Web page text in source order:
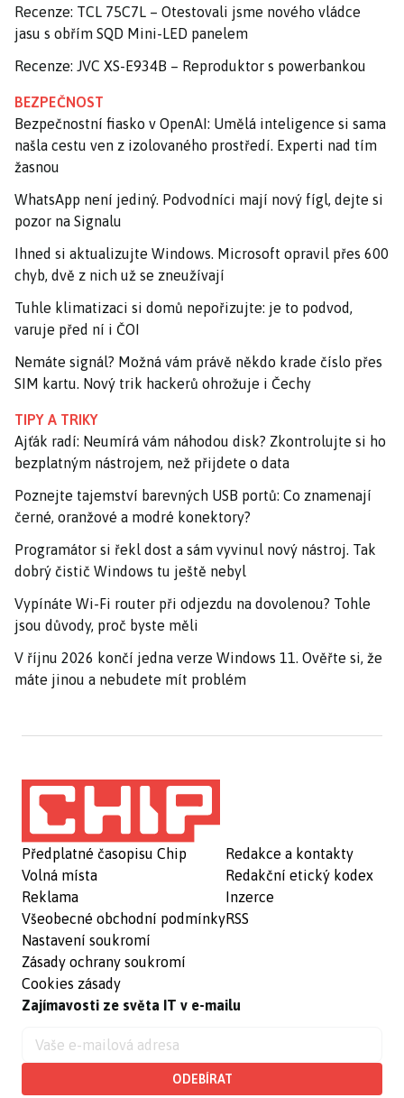
Recenze: TCL 75C7L – Otestovali jsme nového vládce
jasu s obřím SQD Mini-LED panelem
Recenze: JVC XS-E934B – Reproduktor s powerbankou
BEZPEČNOST
Bezpečnostní fiasko v OpenAI: Umělá inteligence si sama
našla cestu ven z izolovaného prostředí. Experti nad tím
žasnou
WhatsApp není jediný. Podvodníci mají nový fígl, dejte si
pozor na Signalu
Ihned si aktualizujte Windows. Microsoft opravil přes 600
chyb, dvě z nich už se zneužívají
Tuhle klimatizaci si domů nepořizujte: je to podvod,
varuje před ní i ČOI
Nemáte signál? Možná vám právě někdo krade číslo přes
SIM kartu. Nový trik hackerů ohrožuje i Čechy
TIPY A TRIKY
Ajťák radí: Neumírá vám náhodou disk? Zkontrolujte si ho
bezplatným nástrojem, než přijdete o data
Poznejte tajemství barevných USB portů: Co znamenají
černé, oranžové a modré konektory?
Programátor si řekl dost a sám vyvinul nový nástroj. Tak
dobrý čistič Windows tu ještě nebyl
Vypínáte Wi-Fi router při odjezdu na dovolenou? Tohle
jsou důvody, proč byste měli
V říjnu 2026 končí jedna verze Windows 11. Ověřte si, že
máte jinou a nebudete mít problém
Předplatné časopisu Chip
Volná místa
Reklama
Všeobecné obchodní podmínky
Nastavení soukromí
Zásady ochrany soukromí
Cookies zásady
Redakce a kontakty
Redakční etický kodex
Inzerce
RSS
Zajímavosti ze světa IT v e-mailu
ODEBÍRAT